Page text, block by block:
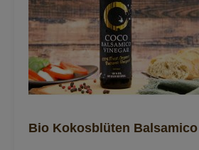
Bio Kokosblüten Balsamico